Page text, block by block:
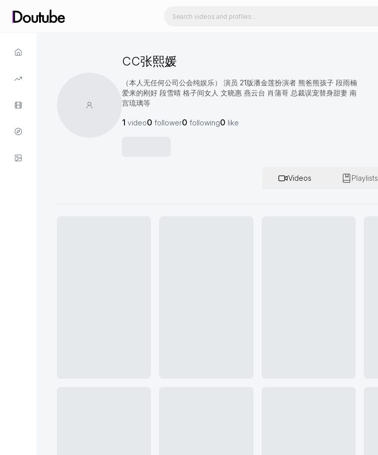
CC张熙媛
（本人无任何公司公会纯娱乐） 演员 21版潘金莲扮演者 熊爸熊孩子 段雨楠
爱来的刚好 段雪晴 格子间女人 文晓惠 燕云台 肖蒲哥 总裁误宠替身甜妻 南
宫琉璃等
1 video0 follower0 following0 like
Videos Playlists